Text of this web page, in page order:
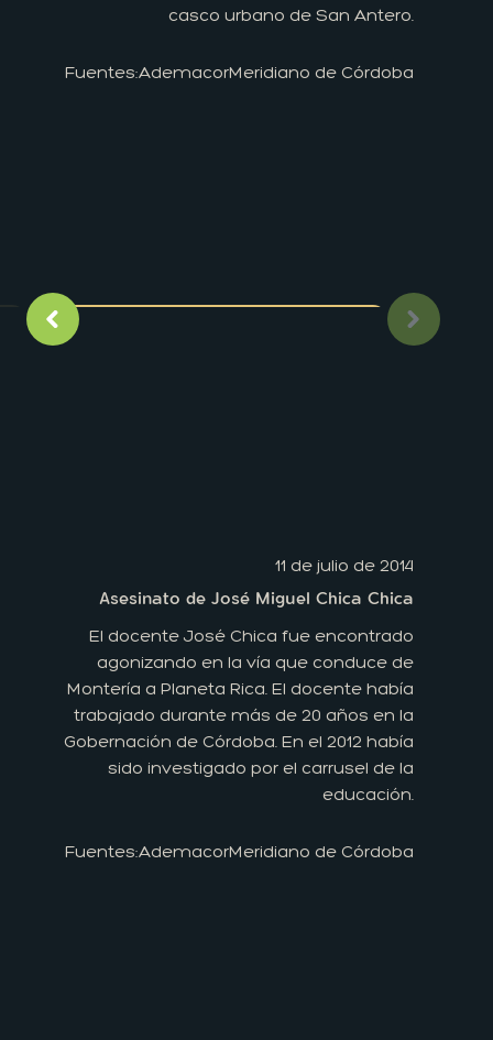
casco urbano de San Antero.
Fuentes:AdemacorMeridiano de Córdoba
Imagen anterior
11 de julio de 2014
Asesinato de José Miguel Chica Chica
El docente José Chica fue encontrado
agonizando en la vía que conduce de
Montería a Planeta Rica. El docente había
trabajado durante más de 20 años en la
Gobernación de Córdoba. En el 2012 había
sido investigado por el carrusel de la
educación.
Fuentes:AdemacorMeridiano de Córdoba